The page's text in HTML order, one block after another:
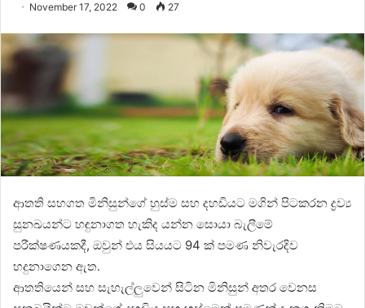
November 17, 2022 0 27
ආතති සහගත මිනිසුන්ගේ හුස්ම සහ දහඩියට මගින් පිටකරන ද්‍රව්‍ය
සුනඛයන්ට හඳුනාගත හැකිද යන්න සොයා බැලීමේ
පරීක්ෂණයකදී, ඔවුන් එය සියයට 94 ක් පමණ නිවැරදිව
හදුනාගෙන ඇත.
ආතතියෙන් සහ සැහැල්ලුවෙන් සිටින මිනිසුන් අතර වෙනස